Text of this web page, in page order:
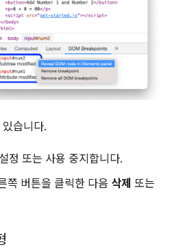
습니다.
정 또는 사용 중지합니다.
쪽 버튼을 클릭한 다음 삭제 또는